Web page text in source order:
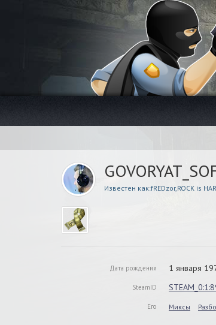
Известен как:fREDzor,ROCK is
Дата рождения 1 января
SteamID
Его Миксы